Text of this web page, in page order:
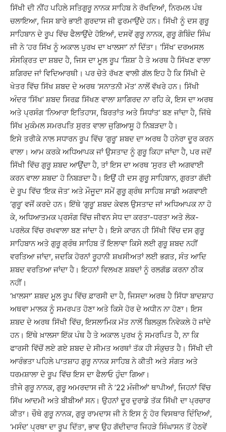
ਸਿੱਖੀ ਦੀ ਨੀਂਹ ਪਹਿਲੇ ਸਤਿਗੁਰੂ ਨਾਨਕ ਸਾਹਿਬ ਨੇ ਰੱਖਦਿਆਂ, ਨਿਰਮਲ ਪੰਥ
ਚਲਾਇਆ, ਜਿਸ ਬਾਰੇ ਭਾਈ ਗੁਰਦਾਸ ਜੀ ਫੁਰਮਾਉਂਦੇ ਹਨ। ਸਿੱਖੀ ਨੂੰ ਦਸ ਗੁਰੂ
ਸਾਹਿਬਾਨ ਦੇ ਰੂਪ ਵਿੱਚ ਫੈਲਾਉਂਦੇ ਹੋਇਆਂ, ਦਸਵੇਂ ਗੁਰੂ ਨਾਨਕ, ਗੁਰੂ ਗੋਬਿੰਦ ਸਿੰਘ
ਜੀ ਨੇ ‘ਹਰ ਸਿੱਖ ਨੂੰ ਅਕਾਲ ਪੁਰਖ ਦਾ ਖਾਲਸਾ’ ਨਾਂ ਦਿੱਤਾ। ‘ਸਿੱਖ’ ਦਰਅਸਲ
ਸੰਸਕ੍ਰਿਤ ਦਾ ਸ਼ਬਦ ਹੈ, ਜਿਸ ਦਾ ਮੂਲ ਰੂਪ ‘ਸ਼ਿਸ਼’ ਹੈ ਤੇ ਅਰਥ ਹੈ ਸਿੱਖਣ ਵਾਲਾ
ਸ਼ਗਿਰਦ ਜਾਂ ਵਿਦਿਆਰਥੀ। ਪਰ ਚੇਤੇ ਰੱਖਣ ਵਾਲੀ ਗੱਲ ਇਹ ਹੈ ਕਿ ਸਿੱਖੀ ਦੇ
ਖੇਤਰ ਵਿੱਚ ਸਿੱਖ ਸ਼ਬਦ ਦੇ ਅਰਥ ‘ਸਨਾਤਨੀ ਮੱਤ’ ਨਾਲੋਂ ਵੱਖਰੇ ਹਨ। ਸਿੱਖੀ
ਅੰਦਰ ‘ਸਿੱਖ’ ਸ਼ਬਦ ਸਿਰਫ਼ ਸਿੱਖਣ ਵਾਲਾ ਸ਼ਾਗਿਰਦ ਨਾ ਰਹਿ ਕੇ, ਇਸ ਦਾ ਅਰਥ
ਅਤੇ ਪ੍ਰਸੰਗ ‘ਨਿਆਰਾ ਇਤਿਹਾਸ, ਬਿਰਤਾਂਤ ਅਤੇ ਸਿਧਾਂਤ’ ਬਣ ਜਾਂਦਾ ਹੈ, ਜਿੱਥੇ
ਸਿੱਖ ਮੁਕੰਮਲ ਸਮਰਪਤਿ ਸੁਰਤ ਵਾਲਾ ਜੁਗਿਆਸੂ ਹੋ ਨਿਬੜਦਾ ਹੈ।
ਇਸੇ ਤਰੀਕੇ ਨਾਲ ਸਧਾਰਨ ਰੂਪ ਵਿੱਚ ‘ਗੁਰੂ’ ਸ਼ਬਦ ਦਾ ਅਰਥ ਹੈ ਹਨੇਰਾ ਦੂਰ ਕਰਨ
ਵਾਲਾ। ਆਮ ਕਰਕੇ ਅਧਿਆਪਕ ਜਾਂ ਉਸਤਾਦ ਨੂੰ ਗੁਰੂ ਕਿਹਾ ਜਾਂਦਾ ਹੈ, ਪਰ ਜਦੋਂ
ਸਿੱਖੀ ਵਿੱਚ ਗੁਰੂ ਸ਼ਬਦ ਆਉਂਦਾ ਹੈ, ਤਾਂ ਇਸ ਦਾ ਅਰਥ ‘ਸੁਰਤ ਦੀ ਅਗਵਾਈ
ਕਰਨ ਵਾਲਾ ਸ਼ਬਦ’ ਹੋ ਨਿਬੜਦਾ ਹੈ। ਇਉਂ ਹੀ ਦਸ ਗੁਰੂ ਸਾਹਿਬਾਨ, ਗੁਰਤਾ ਗੱਦੀ
ਦੇ ਰੂਪ ਵਿੱਚ ‘ਇਕ ਜੋਤ’ ਅਤੇ ਮੌਜੂਦਾ ਸਮੇਂ ਗੁਰੂ ਗ੍ਰੰਥ ਸਾਹਿਬ ਸਾਡੀ ਅਗਵਾਈ
‘ਗੁਰੂ’ ਵਜੋਂ ਕਰਦੇ ਹਨ। ਇੱਥੇ ‘ਗੁਰੂ’ ਸ਼ਬਦ ਕੇਵਲ ਉਸਤਾਦ ਜਾਂ ਅਧਿਆਪਕ ਨਾ ਹੋ
ਕੇ, ਅਧਿਆਤਮਕ ਪ੍ਰਸੰਗ ਵਿੱਚ ਜੀਵਨ ਸੇਧ ਦਾ ਕਰਤਾ-ਧਰਤਾ ਅਤੇ ਲੋਕ-
ਪਰਲੋਕ ਵਿੱਚ ਰਖਵਾਲਾ ਬਣ ਜਾਂਦਾ ਹੈ। ਇਸੇ ਕਾਰਨ ਹੀ ਸਿੱਖੀ ਵਿੱਚ ਦਸ ਗੁਰੂ
ਸਾਹਿਬਾਨ ਅਤੇ ਗੁਰੂ ਗ੍ਰੰਥ ਸਾਹਿਬ ਤੋਂ ਇਲਾਵਾ ਕਿਸੇ ਲਈ ਗੁਰੂ ਸ਼ਬਦ ਨਹੀਂ
ਵਰਤਿਆ ਜਾਂਦਾ, ਜਦਕਿ ਹੋਰਨਾਂ ਰੂਹਾਨੀ ਸ਼ਖਸੀਅਤਾਂ ਲਈ ਭਗਤ, ਸੰਤ ਆਦਿ
ਸ਼ਬਦ ਵਰਤਿਆ ਜਾਂਦਾ ਹੈ। ਇਹਨਾਂ ਵਿਲਖਣ ਸ਼ਬਦਾਂ ਨੂੰ ਰਲਗੱਡ ਕਰਨਾ ਠੀਕ
ਨਹੀਂ।
‘ਖ਼ਾਲਸਾ’ ਸ਼ਬਦ ਮੂਲ ਰੂਪ ਵਿੱਚ ਫ਼ਾਰਸੀ ਦਾ ਹੈ, ਜਿਸਦਾ ਅਰਥ ਹੈ ਸਿੱਧਾ ਬਾਦਸ਼ਾਹ
ਅਥਵਾ ਮਾਲਕ ਨੂੰ ਸਮਰਪਤ ਹੋਣਾ ਅਤੇ ਕਿਸੇ ਹੋਰ ਦੇ ਅਧੀਨ ਨਾ ਹੋਣਾ। ਇਸ
ਸ਼ਬਦ ਦੇ ਅਰਥ ਸਿੱਖੀ ਵਿੱਚ, ਇਸਲਾਮਿਕ ਮੱਤ ਨਾਲੋਂ ਬਿਲਕੁਲ ਨਿਵੇਕਲੇ ਹੋ ਜਾਂਦੇ
ਹਨ। ਇੱਥੇ ਖ਼ਾਲਸਾ ਇੱਕ ਪੰਥ ਹੈ ਤੇ ਅਕਾਲ ਪੁਰਖ ਨੂੰ ਸਮਰਪਿਤ ਹੈ, ਨਾ ਕਿ
ਫਾਰਸੀ ਵਿੱਚੋਂ ਲਏ ਗਏ ਸ਼ਬਦ ਦੇ ਸੀਮਤ ਅਰਥਾਂ ਤੱਕ ਹੀ ਸੰਕੁਚਤ ਹੈ। ਸਿੱਖੀ ਦੀ
ਆਰੰਭਤਾ ਪਹਿਲੇ ਪਾਤਸ਼ਾਹ ਗੁਰੂ ਨਾਨਕ ਸਾਹਿਬ ਨੇ ਕੀਤੀ ਅਤੇ ਸੰਗਤ ਅਤੇ
ਧਰਮਸ਼ਾਲਾ ਦੇ ਰੂਪ ਵਿੱਚ ਇਸ ਦਾ ਫੈਲਾਓ ਹੁੰਦਾ ਗਿਆ।
ਤੀਜੇ ਗੁਰੂ ਨਾਨਕ, ਗੁਰੂ ਅਮਰਦਾਸ ਜੀ ਨੇ ’22 ਮੰਜੀਆਂ’ ਥਾਪੀਆਂ, ਜਿਹਨਾਂ ਵਿੱਚ
ਸਿੱਖ ਆਦਮੀ ਅਤੇ ਬੀਬੀਆਂ ਸਨ। ਉਹਨਾਂ ਦੂਰ ਦੁਰਾਡੇ ਤੱਕ ਸਿੱਖੀ ਦਾ ਪ੍ਰਚਾਰ
ਕੀਤਾ। ਚੌਥੇ ਗੁਰੂ ਨਾਨਕ, ਗੁਰੂ ਰਾਮਦਾਸ ਜੀ ਨੇ ਇਸ ਨੂੰ ਹੋਰ ਵਿਸਥਾਰ ਦਿੰਦਿਆਂ,
‘ਮਸੰਦ’ ਪ੍ਰਥਾ ਦਾ ਰੂਪ ਦਿੱਤਾ, ਭਾਵ ਉਹ ਗੱਦੀਦਾਰ ਜਿਹੜੇ ਸਿੰਘਾਸਨ ਤੋਂ ਹੇਠਵੇਂ